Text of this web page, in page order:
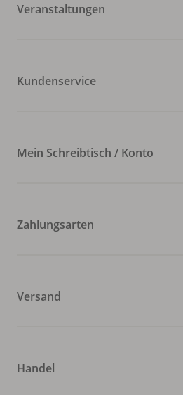
Veranstaltungen
Kundenservice
Mein Schreibtisch / Konto
Zahlungsarten
Versand
Handel